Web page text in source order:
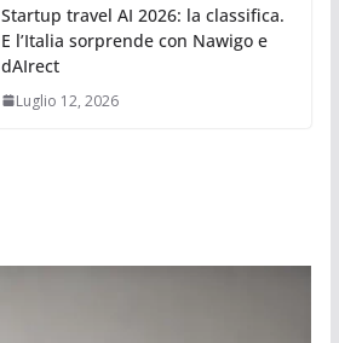
Startup travel AI 2026: la classifica.
E l’Italia sorprende con Nawigo e
dAIrect
Luglio 12, 2026